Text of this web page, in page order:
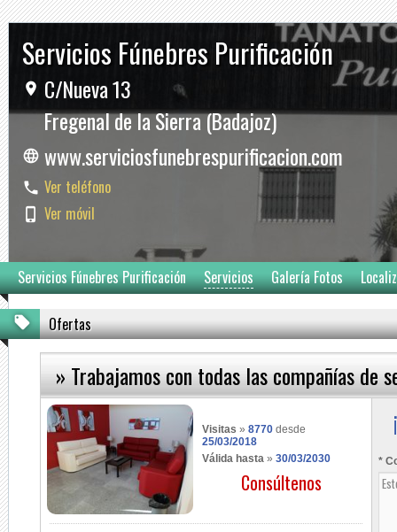
Servicios Fúnebres Purificación
C/Nueva 13
Fregenal de la Sierra (Badajoz)
www.serviciosfunebrespurificacion.com
Ver teléfono
Ver móvil
Servicios Fúnebres Purificación Servicios Galería Fotos
Ofertas
» Trabajamos con todas las compañías de
Visitas » 8770 desde
25/03/2018
Válida hasta » 30/03/2030
Consúltenos
*